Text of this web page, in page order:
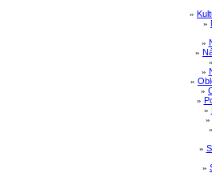
»
»
»
»
»
»
»
»
»
»
»
»